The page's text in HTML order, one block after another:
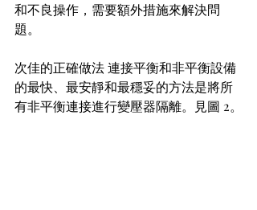
和不良操作，需要額外措施來解決問
題。
次佳的正確做法 連接平衡和非平衡設備
的最快、最安靜和最穩妥的方法是將所
有非平衡連接進行變壓器隔離。見圖 2。